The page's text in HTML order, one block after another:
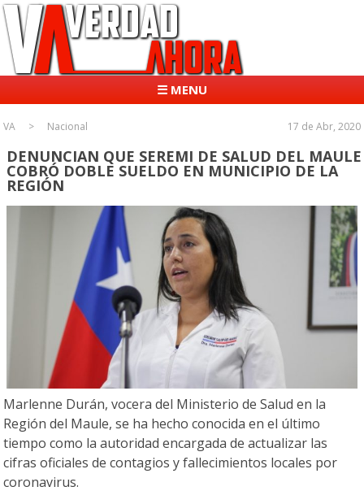
☰ MENU
VA Nacional 17 de Abr, 2020
DENUNCIAN QUE SEREMI DE SALUD DEL MAULE
COBRÓ DOBLE SUELDO EN MUNICIPIO DE LA
REGIÓN
Marlenne Durán, vocera del Ministerio de Salud en la
Región del Maule, se ha hecho conocida en el último
tiempo como la autoridad encargada de actualizar las
cifras oficiales de contagios y fallecimientos locales por
coronavirus.